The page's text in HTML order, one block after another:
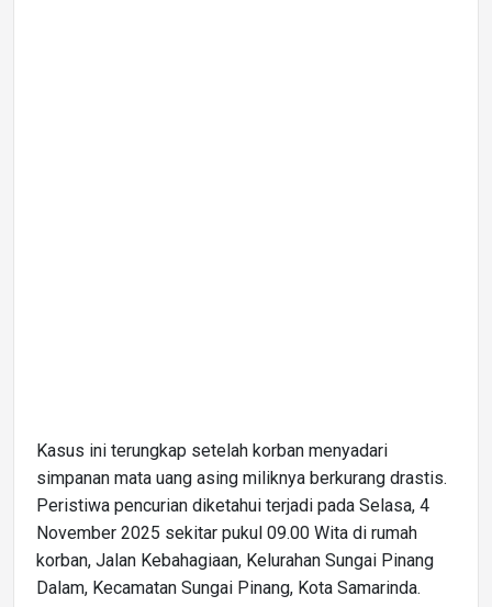
Kasus ini terungkap setelah korban menyadari
simpanan mata uang asing miliknya berkurang drastis.
Peristiwa pencurian diketahui terjadi pada Selasa, 4
November 2025 sekitar pukul 09.00 Wita di rumah
korban, Jalan Kebahagiaan, Kelurahan Sungai Pinang
Dalam, Kecamatan Sungai Pinang, Kota Samarinda.